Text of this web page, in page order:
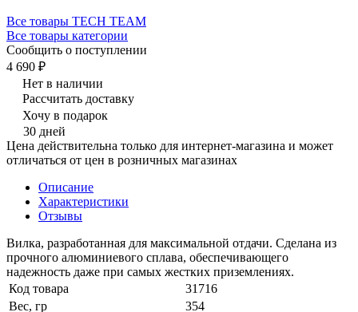
Все товары TECH TEAM
Все товары категории
Сообщить о поступлении
4 690 ₽
Нет в наличии
Рассчитать доставку
Хочу в подарок
30 дней
Цена действительна только для интернет-магазина и может
отличаться от цен в розничных магазинах
Описание
Характеристики
Отзывы
Вилка, разработанная для максимальной отдачи. Сделана из
прочного алюминиевого сплава, обеспечивающего
надежность даже при самых жестких приземлениях.
Код товара
31716
Вес, гр
354